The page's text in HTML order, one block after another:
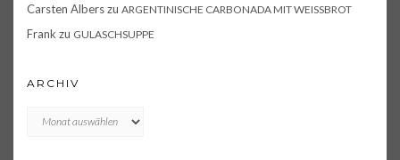
Carsten Alberszu ARGENTINISCHE CARBONADA MIT WEISSBROT
Frank zu GULASCHSUPPE
ARCHIV